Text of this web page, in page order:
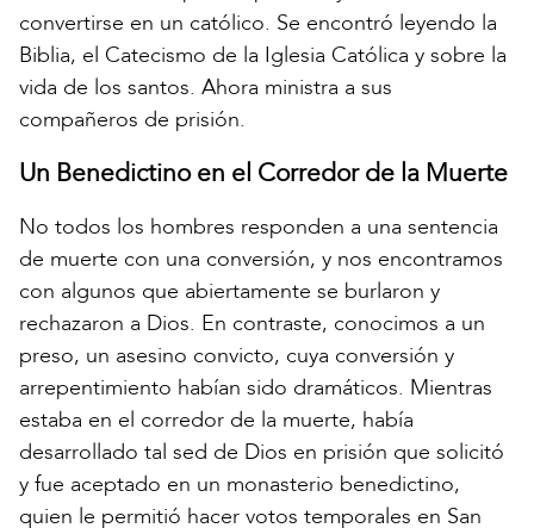
convertirse en un católico. Se encontró leyendo la
Biblia, el Catecismo de la Iglesia Católica y sobre la
vida de los santos. Ahora ministra a sus
compañeros de prisión.
Un Benedictino en el Corredor de la Muerte
No todos los hombres responden a una sentencia
de muerte con una conversión, y nos encontramos
con algunos que abiertamente se burlaron y
rechazaron a Dios. En contraste, conocimos a un
preso, un asesino convicto, cuya conversión y
arrepentimiento habían sido dramáticos. Mientras
estaba en el corredor de la muerte, había
desarrollado tal sed de Dios en prisión que solicitó
y fue aceptado en un monasterio benedictino,
quien le permitió hacer votos temporales en San